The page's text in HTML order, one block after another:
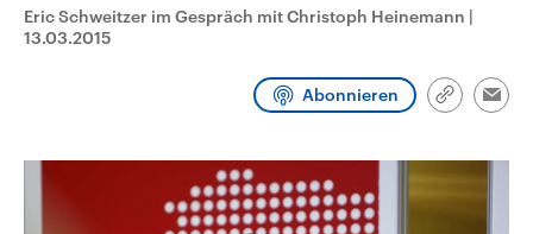
Wahl.
Audio-Archiv
Eric Schweitzer im Gespräch mit Christoph Heinemann |
13.03.2015
Abonnieren
Link